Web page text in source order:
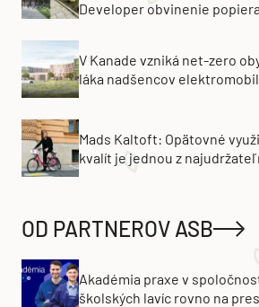
Developer obvinenie popiera
V Kanade vzniká net-zero
láka nadšencov
Mads Kaltoft: Opätovné
kvalít je jednou z
OD PARTNEROV ASB
Akadémia praxe v
školských lavíc rovno na